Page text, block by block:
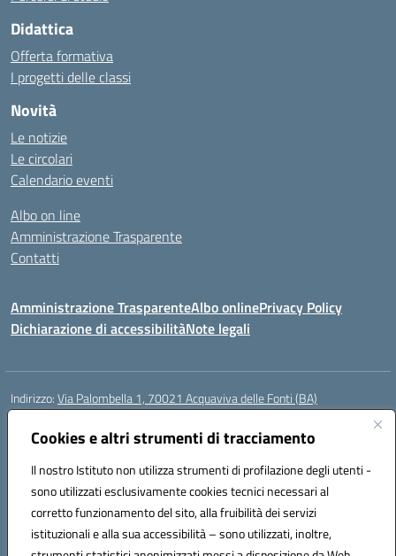
Cookies e altri strumenti di tracciamento
Il nostro Istituto non utilizza strumenti di profilazione degli utenti -
sono utilizzati esclusivamente cookies tecnici necessari al
corretto funzionamento del sito, alla fruibilità dei servizi
istituzionali e alla sua accessibilità – sono utilizzati, inoltre,
Didattica
Offerta formativa
I progetti delle classi
Novità
Le notizie
Le circolari
Calendario eventi
Albo on line
Amministrazione Trasparente
Contatti
Amministrazione TrasparenteAlbo onlinePrivacy Policy
Dichiarazione di accessibilitàNote legali
Indirizzo:Via Palombella 1, 70021 Acquaviva delle Fonti (BA)
Centralino:
Posta elettronica certificata (PEC):baic89400e@pec.istruzione.it
Codice fiscale: 91121590722
Codice meccanografico:baic89400e
Codice Indice delle Pubbliche Amministrazioni (IPA): icddagio
Codice unico di fatturazione (CUF): UFGHCG